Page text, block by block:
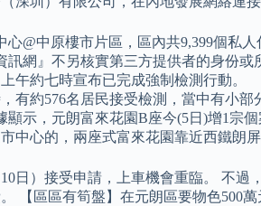
心@中原樓市片區，區內共9,399個私
訊網』不另核實第三方提供者的身份
午約七時宣布已完成強制檢測行動。
有約576名居民接受檢測，當中有小
顯示，元朗富來花園B座今(5日)增1宗
中心的，兩座式富來花園靠近西鐵朗
日）接受申請，上車機會重臨。 不
【區區有筍盤】在元朗區要物色500